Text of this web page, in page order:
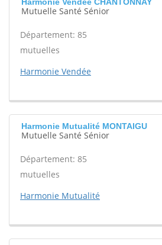
Mutuelle Santé Sénior
Département: 85
mutuelles
Harmonie Vendée
Harmonie Mutualité MONTAIGU
Mutuelle Santé Sénior
Département: 85
mutuelles
Harmonie Mutualité